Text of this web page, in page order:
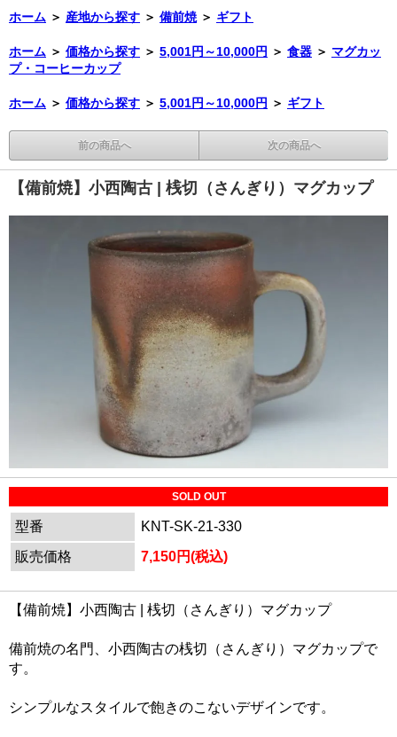
ホーム ＞ 産地から探す ＞ 備前焼 ＞ ギフト
ホーム ＞ 価格から探す ＞ 5,001円～10,000円 ＞ 食器 ＞ マグカッ
プ・コーヒーカップ
ホーム ＞ 価格から探す ＞ 5,001円～10,000円 ＞ ギフト
前の商品へ 次の商品へ
【備前焼】小西陶古 | 桟切（さんぎり）マグカップ
SOLD OUT
型番
KNT-SK-21-330
販売価格
7,150円(税込)
【備前焼】小西陶古 | 桟切（さんぎり）マグカップ
備前焼の名門、小西陶古の桟切（さんぎり）マグカップで
す。
シンプルなスタイルで飽きのこないデザインです。